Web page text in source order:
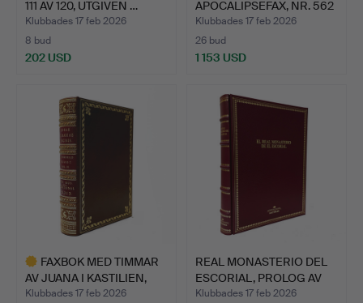
111 AV 120, UTGIVEN …
Klubbades 17 feb 2026
8 bud
202 USD
APOCALIPSEFAX, NR. 562
AV 987 M…
Klubbades 17 feb 2026
26 bud
1 153 USD
FAXBOK MED TIMMAR
AV JUANA I KASTILIEN,
NR…
Klubbades 17 feb 2026
REAL MONASTERIO DEL
ESCORIAL, PROLOG AV
HE…
Klubbades 17 feb 2026